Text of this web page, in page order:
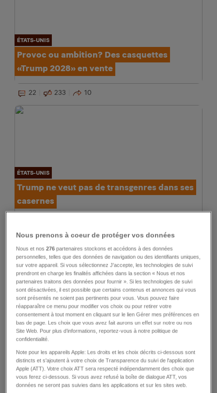
ÉTATS-UNIS
Provoc ou ambition? Des casquettes
«Trump 2028» en vente
22 233 10
ÉTATS-UNIS
Trump ne veut pas de transgenres dans ses
casernes
SCHAFFHOUSE
La tortue blessée avait filé d'un jardin... il y a
cinq ans
2 321 28
Nous prenons à coeur de protéger vos données
Nous et nos276 partenaires stockons et accédons à des données
personnelles, telles que des données de navigation ou des identifiants uniques,
sur votre appareil. Si vous sélectionnez J'accepte, les technologies de suivi
prendront en charge les finalités affichées dans la section « Nous et nos
partenaires traitons des données pour fournir ». Si les technologies de suivi
sont désactivées, il est possible que certains contenus et annonces qui vous
sont présentés ne soient pas pertinents pour vous. Vous pouvez faire
réapparaître ce menu pour modifier vos choix ou pour retirer votre
consentement à tout moment en cliquant sur le lien Gérer mes préférences en
bas de page. Les choix que vous avez fait aurons un effet sur notre ou nos
Site Web. Pour plus d’informations, reportez-vous à notre politique de
confidentialité.
Note pour les appareils Apple: Les droits et les choix décrits ci-dessous sont
distincts et s'ajoutent à votre choix de Transparence du suivi de l'application
Apple (ATT). Votre choix ATT sera respecté indépendamment des choix que
vous ferez ci-dessous. Si vous avez refusé la boîte de dialogue ATT, vos
données ne seront pas suivies dans les applications et sur les sites web.